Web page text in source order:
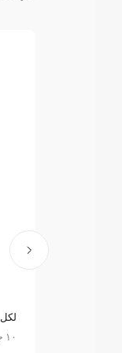
لكل
1.97 ١٠ جم